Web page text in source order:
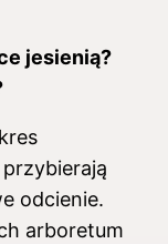
jesienią?
odcienie.
arboretum